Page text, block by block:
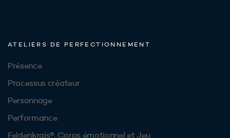
ATELIERS DE PERFECTIONNEMENT
Présence
Processus créateur
Personnage
Performance
Feldenkrais®, Corps émotionnel et Jeu